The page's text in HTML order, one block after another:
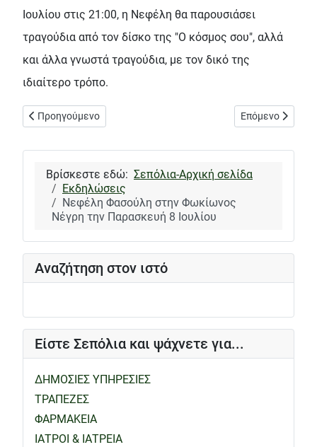
Αναζήτηση στον ιστό
Είστε Σεπόλια και ψάχνετε για...
ΔΗΜΟΣΙΕΣ ΥΠΗΡΕΣΙΕΣ
ΤΡΑΠΕΖΕΣ
ΦΑΡΜΑΚΕΙΑ
ΙΑΤΡΟΙ & ΙΑΤΡΕΙΑ
Ιουλίου στις 21:00, η Νεφέλη θα παρουσιάσει
τραγούδια από τον δίσκο της "Ο κόσμος σου", αλλά
και άλλα γνωστά τραγούδια, με τον δικό της
ιδιαίτερο τρόπο.
Προηγούμενο άρθρο: Επιστρέφει τον Σεπτέμβριο το
Προηγούμενο Επόμενο άρθρο:
Επόμενο
Βρίσκεστε εδώ: Σεπόλια-Αρχική σελίδα
Εκδηλώσεις
Νεφέλη Φασούλη στην Φωκίωνος
Νέγρη την Παρασκευή 8 Ιουλίου